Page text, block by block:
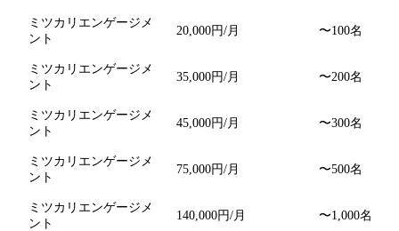
ミツカリエンゲージメ
ント
20,000円/月 〜100名
ミツカリエンゲージメ
ント
35,000円/月 〜200名
ミツカリエンゲージメ
ント
45,000円/月 〜300名
ミツカリエンゲージメ
ント
75,000円/月 〜500名
ミツカリエンゲージメ
ント
140,000円/月 〜1,000名